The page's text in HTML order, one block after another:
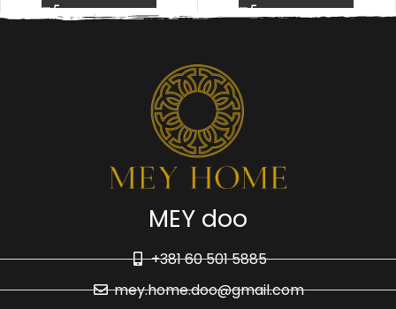
MEY doo
+381 60 501 5885
mey.home.doo@gmail.com